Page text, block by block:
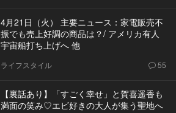
4月21日（火） 主要ニュース：家電販売不
振でも売上好調の商品は？/ アメリカ有人
宇宙船打ち上げへ 他
ライフスタイル 55
【裏話あり】「すごく幸せ」と賀喜遥香も
満面の笑み♡エビ好きの大人が集う聖地へ